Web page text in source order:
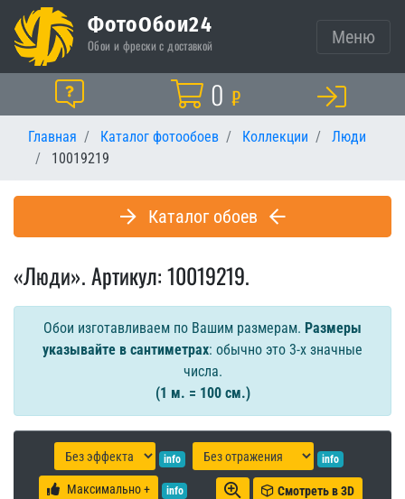
ФотоОбои24
Обои и фрески с доставкой Меню
Помощь Корзина
0 ₽
Главная Каталог фотообоев Коллекции
Люди
10019219
Каталог обоев
«Люди». Артикул: 10019219.
Обои изготавливаем по Вашим размерам. Размеры
указывайте в сантиметрах: обычно это 3-х значные
числа.
(1 м. = 100 см.)
info info
Максимально + info Смотреть в 3D